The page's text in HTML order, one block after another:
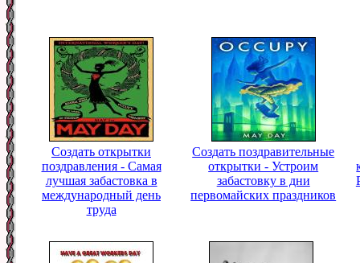
Создать открытки
поздравления - Самая
лучшая забастовка в
международный день
труда
Создать поздравительные
открытки - Устроим
забастовку в дни
первомайских праздников